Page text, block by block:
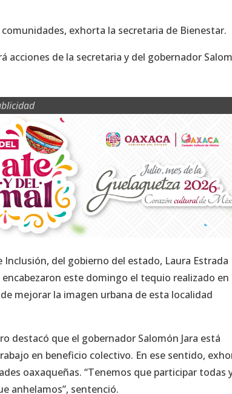
exhorta la secretaria de Bienestar.
acciones de la secretaria y del gobernador
del gobierno del estado, Laura Estrada
este domingo el tequio realizado en
mejorar la imagen urbana de esta localidad
destacó que el gobernador Salomón Jara está
en beneficio colectivo. En ese sentido,
oaxaqueñas. “Tenemos que participar todas
anhelamos”, sentenció.